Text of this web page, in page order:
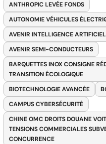
ANTHROPIC LEVÉE FONDS
AUTONOMIE VÉHICULES
AVENIR INTELLIGENCE
AVENIR SEMI-CONDUCTEURS
BARQUETTES INOX CONSIGNE
TRANSITION ÉCOLOGIQUE
BIOTECHNOLOGIE AVANCÉE
CAMPUS CYBERSÉCURITÉ
CHINE OMC DROITS DOUANE
TENSIONS COMMERCIALES
CONCURRENCE